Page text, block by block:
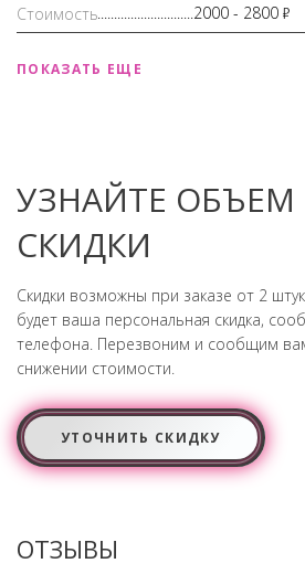
2000 - 2800 Р
ПОКАЗАТЬ ЕЩЕ
УЗНАЙТЕ ОБЪЕМ
СКИДКИ
Скидки возможны при заказе от 2
будет ваша персональная скидка,
телефона. Перезвоним и сообщим
снижении стоимости.
УТОЧНИТЬ СКИДКУ
ОТЗЫВЫ